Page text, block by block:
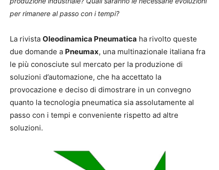
per rimanere al passo con i tempi?
La rivista Oleodinamica Pneumatica ha rivolto queste
due domande a Pneumax, una multinazionale italiana fra
le più conosciute sul mercato per la produzione di
soluzioni d’automazione, che ha accettato la
provocazione e deciso di dimostrare in un convegno
quanto la tecnologia pneumatica sia assolutamente al
passo con i tempi e conveniente rispetto ad altre
soluzioni.